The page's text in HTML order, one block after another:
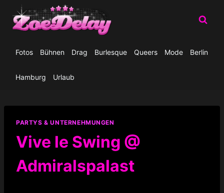
Inhalt
springen
Fotos Bühnen Drag Burlesque Queers Mode Berlin
Hamburg Urlaub
PARTYS & UNTERNEHMUNGEN
Vive le Swing @
Admiralspalast